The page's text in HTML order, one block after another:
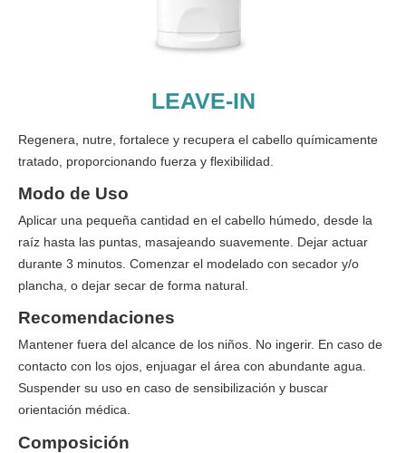
LEAVE-IN
Regenera, nutre, fortalece y recupera el cabello químicamente
tratado, proporcionando fuerza y flexibilidad.
Modo de Uso
Aplicar una pequeña cantidad en el cabello húmedo, desde la
raíz hasta las puntas, masajeando suavemente. Dejar actuar
durante 3 minutos. Comenzar el modelado con secador y/o
plancha, o dejar secar de forma natural.
Recomendaciones
Mantener fuera del alcance de los niños. No ingerir. En caso de
contacto con los ojos, enjuagar el área con abundante agua.
Suspender su uso en caso de sensibilización y buscar
orientación médica.
Composición